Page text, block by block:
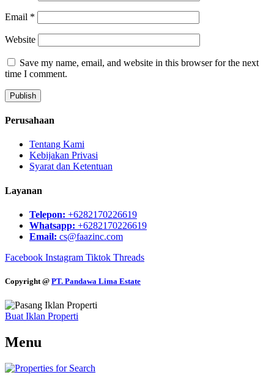
Email *
Website
Save my name, email, and website in this browser for the next
time I comment.
Perusahaan
Tentang Kami
Kebijakan Privasi
Syarat dan Ketentuan
Layanan
Telepon: +6282170226619
Whatsapp: +6282170226619
Email: cs@faazinc.com
Facebook Instagram Tiktok Threads
Copyright @ PT. Pandawa Lima Estate
Buat Iklan Properti
Menu